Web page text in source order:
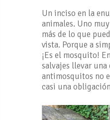
Un inciso en la
animales. Uno
más de lo que
vista. Porque a
¡Es el mosquito!
salvajes llevar
antimosquitos no
casi una